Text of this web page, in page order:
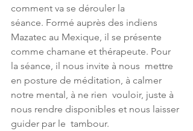
comment va se dérouler la
séance. Formé auprès des indiens
Mazatec au Mexique, il se présente
comme chamane et thérapeute. Pour
la séance, il nous invite à nous  mettre
en posture de méditation, à calmer
notre mental, à ne rien  vouloir, juste à
nous rendre disponibles et nous laisser
guider par le  tambour.